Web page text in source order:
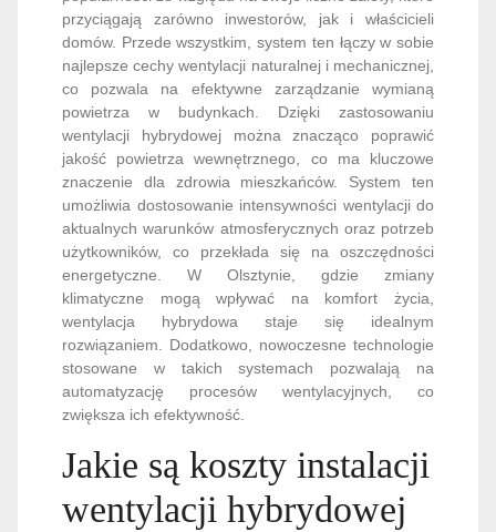
przyciągają zarówno inwestorów, jak i właścicieli
domów. Przede wszystkim, system ten łączy w sobie
najlepsze cechy wentylacji naturalnej i mechanicznej,
co pozwala na efektywne zarządzanie wymianą
powietrza w budynkach. Dzięki zastosowaniu
wentylacji hybrydowej można znacząco poprawić
jakość powietrza wewnętrznego, co ma kluczowe
znaczenie dla zdrowia mieszkańców. System ten
umożliwia dostosowanie intensywności wentylacji do
aktualnych warunków atmosferycznych oraz potrzeb
użytkowników, co przekłada się na oszczędności
energetyczne. W Olsztynie, gdzie zmiany
klimatyczne mogą wpływać na komfort życia,
wentylacja hybrydowa staje się idealnym
rozwiązaniem. Dodatkowo, nowoczesne technologie
stosowane w takich systemach pozwalają na
automatyzację procesów wentylacyjnych, co
zwiększa ich efektywność.
Jakie są koszty instalacji
wentylacji hybrydowej